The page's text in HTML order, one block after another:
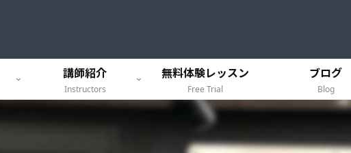
講師紹介
Instructors
無料体験レッスン
Free Trial
ブログ
Blog